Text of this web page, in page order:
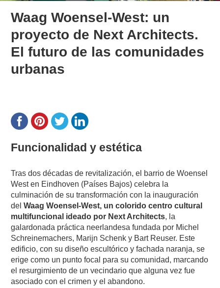
Waag Woensel-West: un
proyecto de Next Architects.
El futuro de las comunidades
urbanas
Funcionalidad y estética
Tras dos décadas de revitalización, el barrio de Woensel
West en Eindhoven (Países Bajos) celebra la
culminación de su transformación con la inauguración
delWaag Woensel-West, un colorido centro cultural
multifuncional ideado por Next Architects, la
galardonada práctica neerlandesa fundada por Michel
Schreinemachers, Marijn Schenk y Bart Reuser. Este
edificio, con su diseño escultórico y fachada naranja, se
erige como un punto focal para su comunidad, marcando
el resurgimiento de un vecindario que alguna vez fue
asociado con el crimen y el abandono.